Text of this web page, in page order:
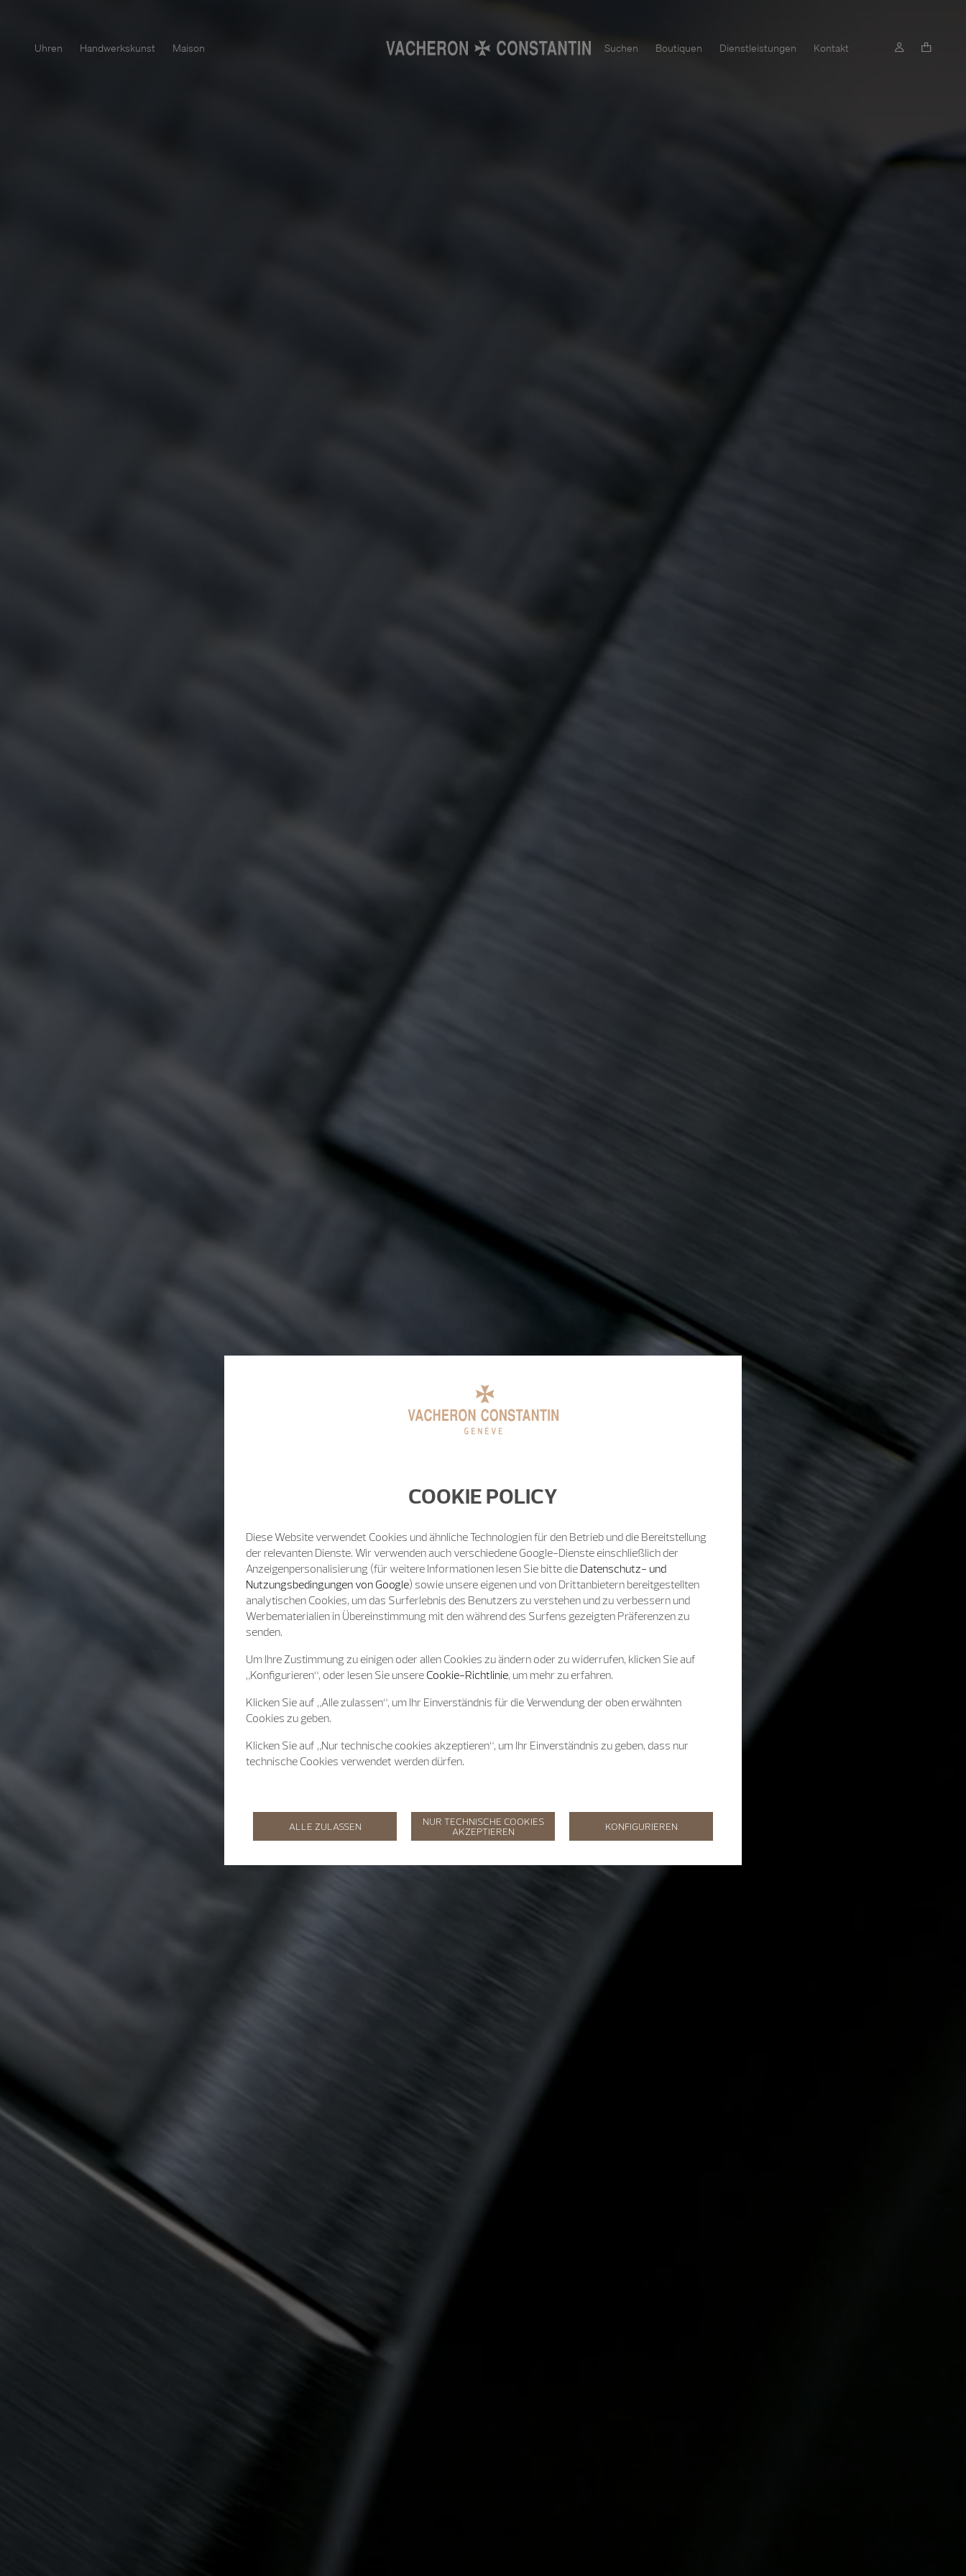
Uhren Handwerkskunst Maison Suchen Boutiquen Dienstleistungen Kontakt
COOKIE POLICY
Diese Website verwendet Cookies und ähnliche Technologien für den Betrieb und die Bereitstellung
der relevanten Dienste. Wir verwenden auch verschiedene Google-Dienste einschließlich der
Anzeigenpersonalisierung (für weitere Informationen lesen Sie bitte die Datenschutz- und
Nutzungsbedingungen von Google) sowie unsere eigenen und von Drittanbietern bereitgestellten
analytischen Cookies, um das Surferlebnis des Benutzers zu verstehen und zu verbessern und
Werbematerialien in Übereinstimmung mit den während des Surfens gezeigten Präferenzen zu
senden.
Um Ihre Zustimmung zu einigen oder allen Cookies zu ändern oder zu widerrufen, klicken Sie auf
„Konfigurieren“, oder lesen Sie unsere Cookie-Richtlinie, um mehr zu erfahren.
Klicken Sie auf „Alle zulassen“, um Ihr Einverständnis für die Verwendung der oben erwähnten
Cookies zu geben.
Klicken Sie auf „Nur technische cookies akzeptieren“, um Ihr Einverständnis zu geben, dass nur
technische Cookies verwendet werden dürfen.
ALLE ZULASSEN NUR TECHNISCHE COOKIES
AKZEPTIEREN KONFIGURIEREN